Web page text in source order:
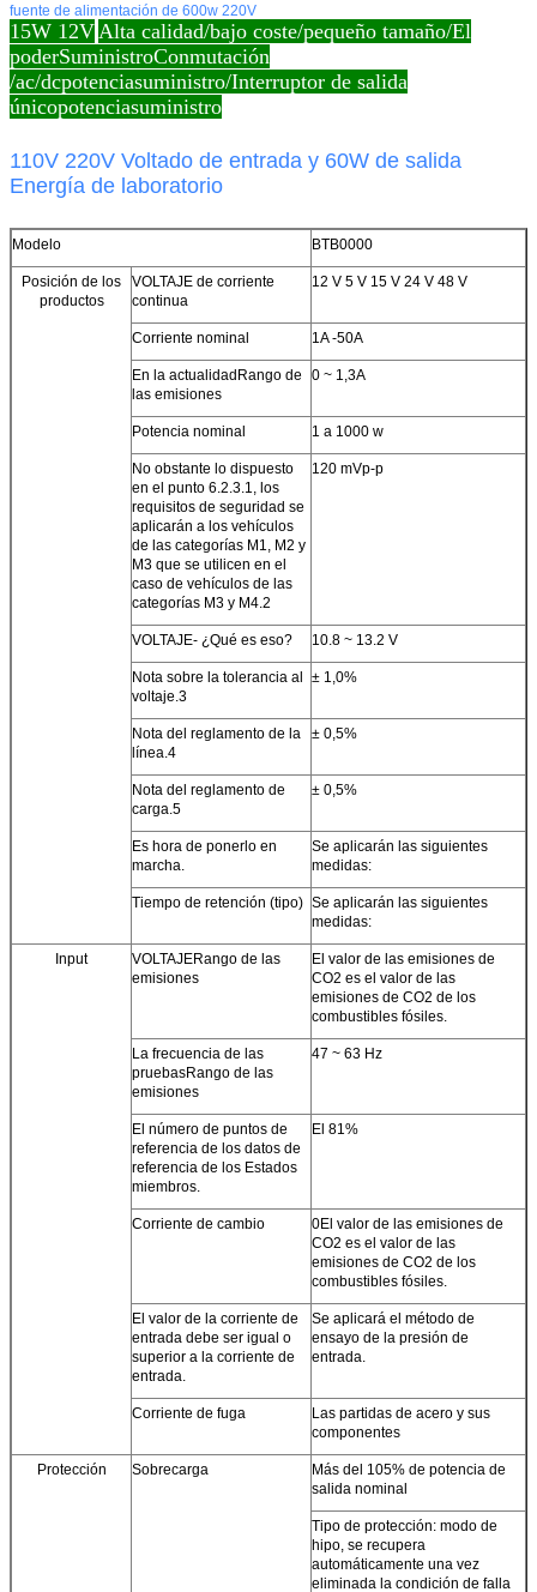
fuente de alimentación de 600w 220V
15W 12V Alta calidad/bajo coste/pequeño tamaño/El
poderSuministroConmutación
/ac/dcpotenciasuministro/Interruptor de salida
únicopotenciasuministro
110V 220V Voltado de entrada y 60W de salida
Energía de laboratorio
Modelo BTB0000
Posición de los
productos
VOLTAJE de corriente
continua
12 V 5 V 15 V 24 V 48 V
Corriente nominal 1A -50A
En la actualidadRango de
las emisiones
0 ~ 1,3A
Potencia nominal 1 a 1000 w
No obstante lo dispuesto
en el punto 6.2.3.1, los
requisitos de seguridad se
aplicarán a los vehículos
de las categorías M1, M2 y
M3 que se utilicen en el
caso de vehículos de las
categorías M3 y M4.2
120 mVp-p
VOLTAJE- ¿Qué es eso? 10.8 ~ 13.2 V
Nota sobre la tolerancia al
voltaje.3
± 1,0%
Nota del reglamento de la
línea.4
± 0,5%
Nota del reglamento de
carga.5
± 0,5%
Es hora de ponerlo en
marcha.
Se aplicarán las siguientes
medidas:
Tiempo de retención (tipo) Se aplicarán las siguientes
medidas:
Input VOLTAJERango de las
emisiones
El valor de las emisiones de
CO2 es el valor de las
emisiones de CO2 de los
combustibles fósiles.
La frecuencia de las
pruebasRango de las
emisiones
47 ~ 63 Hz
El número de puntos de
referencia de los datos de
referencia de los Estados
miembros.
El 81%
Corriente de cambio
0El valor de las emisiones de
CO2 es el valor de las
emisiones de CO2 de los
combustibles fósiles.
El valor de la corriente de
entrada debe ser igual o
superior a la corriente de
entrada.
Se aplicará el método de
ensayo de la presión de
entrada.
Corriente de fuga
Las partidas de acero y sus
componentes
Protección Sobrecarga
Más del 105% de potencia de
salida nominal
Tipo de protección: modo de
hipo, se recupera
automáticamente una vez
eliminada la condición de falla